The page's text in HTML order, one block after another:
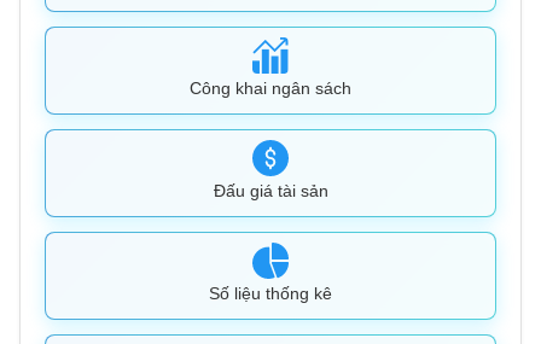
Công khai ngân sách
Đấu giá tài sản
Số liệu thống kê